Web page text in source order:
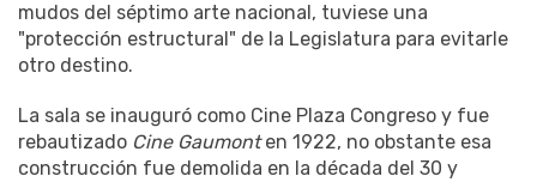
mudos del séptimo arte nacional, tuviese una
"protección estructural" de la Legislatura para evitarle
otro destino.
La sala se inauguró como Cine Plaza Congreso y fue
rebautizado Cine Gaumonten 1922, no obstante esa
construcción fue demolida en la década del 30 y